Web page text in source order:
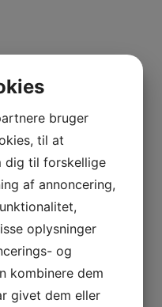
bruger
til at
dig til forskellige
af annoncering,
oplysninger
og
kombinere dem
givet dem eller